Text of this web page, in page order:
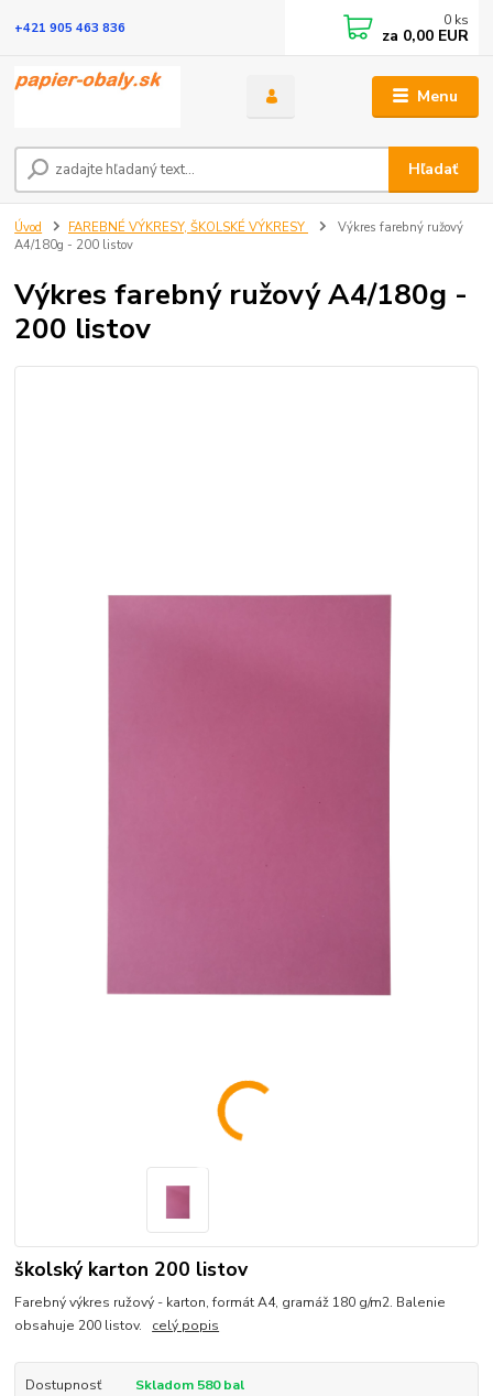
Menu
Hľadať
+421 905 463 836 0 ks
za 0,00 EUR
Úvod FAREBNÉ VÝKRESY, ŠKOLSKÉ VÝKRESY
Výkres farebný ružový
A4/180g - 200 listov
Výkres farebný ružový A4/180g -
200 listov
školský karton 200 listov
Farebný výkres ružový - karton, formát A4, gramáž 180 g/m2. Balenie
obsahuje 200 listov. celý popis
Dostupnosť Skladom 580 bal